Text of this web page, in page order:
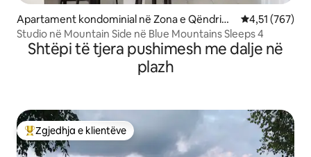
Apartament kondominial në Zona e Qëndrimi
t në Malin e Blu
Vlerësimi
4,51 (767)
Studio në Mountain Side në Blue Mountains Sleeps 4
Shtëpi të tjera pushimesh me dalje në
plazh
Më të mirat e zgjedhjeve të klientëve
Zgjedhja e klientëve